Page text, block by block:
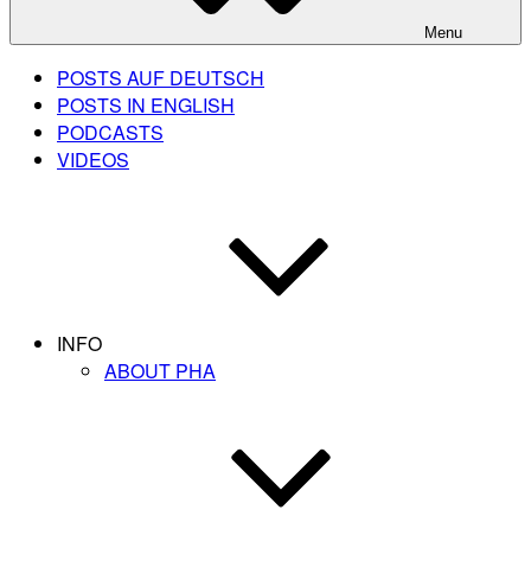
Menu
POSTS AUF DEUTSCH
POSTS IN ENGLISH
PODCASTS
VIDEOS
INFO
ABOUT PHA